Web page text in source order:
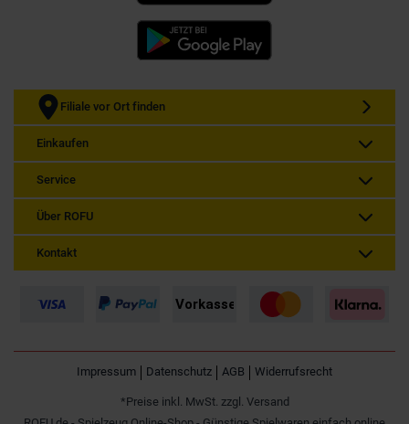
Filiale vor Ort finden
Einkaufen
Service
Über ROFU
Kontakt
Impressum Datenschutz AGB Widerrufsrecht
*Preise inkl. MwSt. zzgl. Versand